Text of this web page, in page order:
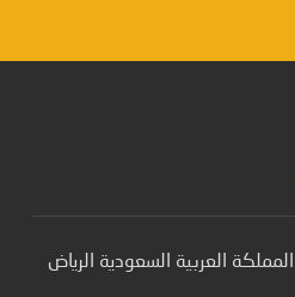
المملكة العربية السعودية الرياض